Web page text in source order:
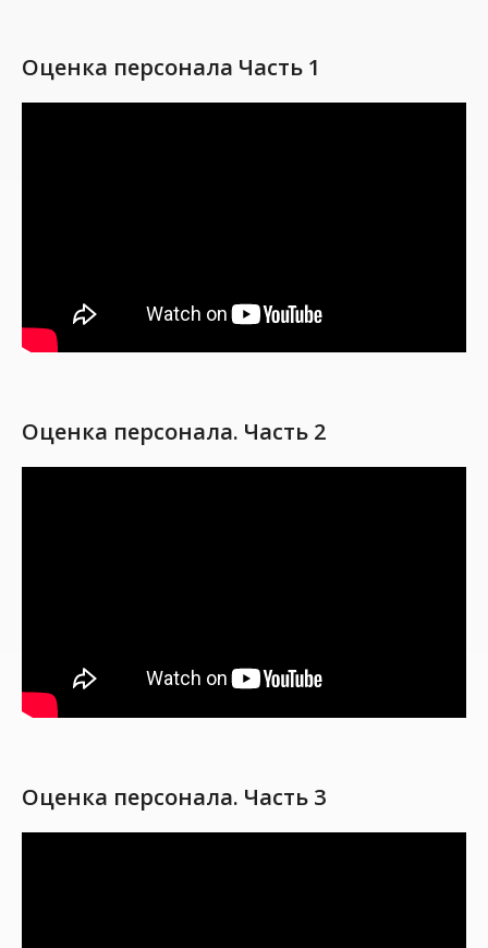
Оценка персонала Часть 1
Оценка персонала. Часть 2
Оценка персонала. Часть 3